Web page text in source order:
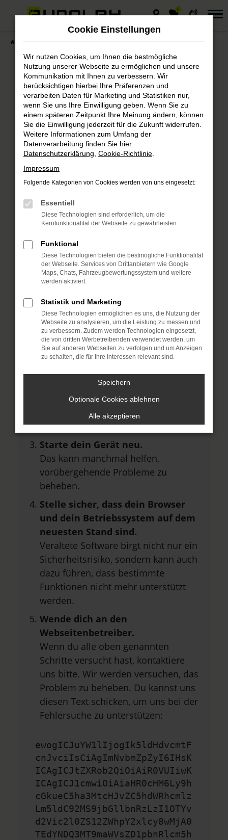
Zum
0
Autohaus Rudolph
Fahrzeugmarkt
Bei Autohaus Rudolph finden Sie
immer das passende Fahrzeug.
Fehler: Network Error
Beim Laden ist ein Fehler aufgetreten.
können:
Überprüfe deine Firewall und
deine Internetverbindung.
Laden andere Webseiten, zum
Beispiel deine Suchmaschine?
Prüfe deine
Browsererweiterungen.
Manche Erweiterungen, wie
Werbeblocker, können das Laden
bestimmter Seiten verhindern.
Funktioniert die Seite in einem
anderen Browser oder in einem
privaten Fenster?
Starte dein Gerät neu.
Das kann manchmal helfen,
vorübergehende Probleme zu
beheben.
Stelle sicher, dass dein Browser
und dein Betriebssystem auf dem
neuesten Stand sind.
Veraltete Software birgt nicht nur ein
Sicherheitsrisiko, sondern kann auch
dazu führen, dass bestimmte
Funktionen nicht mehr unterstützt
werden.
Wende dich an den
Webseitenbetreiber.
Wenn du alle oben genannten
Schritte versucht hast, kontaktiere
uns bitte. Wir werden versuchen, das
Problem zu beheben. Du kannst uns
diesen Text schicken, um uns bei der
Fehlersuche zu unterstützen:
ewogICJuYW1lIjogIk5ldHdvcmtF
cnJvciIsCiAgImNvbmZpZyI6IHsK
ICAgICJtZXRob2QiOiAiR0VUIiwK
ICAgICJ1cmwiOiAiaHR0cHM6Ly9h
cGkueC5ha3MtcHJvZC5hdWRhcmlz
Lm5ldC92MS9jbGllbnRzLzI1OTYv
d2Vic2l0ZS12ZWhpY2xlcy8wMjA0
TEdYNDQ3MT9maWVsZD1pbnRlcm5h
Cookie Einstellungen
Wir nutzen Cookies, um Ihnen die bestmögliche
Nutzung unserer Webseite zu ermöglichen und unsere
Kommunikation mit Ihnen zu verbessern. Wir
berücksichtigen hierbei Ihre Präferenzen und
verarbeiten Daten für Marketing und Statistiken nur,
wenn Sie uns Ihre Einwilligung geben. Wenn Sie zu
einem späteren Zeitpunkt Ihre Meinung ändern, können
Sie die Einwilligung jederzeit für die Zukunft widerrufen.
Weitere Informationen zum Umfang der
Datenverarbeitung finden Sie hier:
Datenschutzerklärung Cookie-Richtlinie
Impressum
Folgende Kategorien von Cookies werden von uns eingesetzt:
Essentiell
Diese Technologien sind erforderlich, um die
Kernfunktionalität der Webseite zu gewährleisten.
Funktional
Diese Technologien bieten die bestmögliche Funktionalität
der Webseite. Services von Drittanbietern wie Google
Maps, Chats, Fahrzeugbewertungssystem und weitere
werden aktiviert.
Statistik und Marketing
Diese Technologien ermöglichen es uns, die Nutzung der
Webseite zu analysieren, um die Leistung zu messen und
zu verbessern. Zudem werden Technologien eingesetzt,
die von dritten Werbetreibenden verwendet werden, um
Sie auf anderen Webseiten zu verfolgen und um Anzeigen
zu schalten, die für Ihre Interessen relevant sind.
Speichern
Optionale Cookies ablehnen
Alle akzeptieren